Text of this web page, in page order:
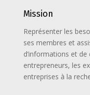
Mission
Représenter les
ses membres et
d’informations et
entrepreneurs, les
entreprises à la